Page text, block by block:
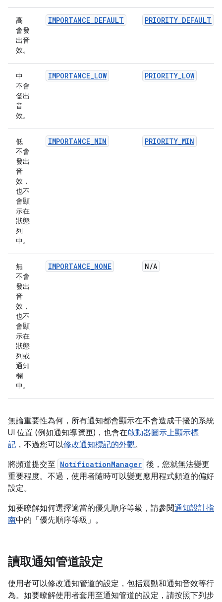
高
會發
出音
效。
IMPORTANCE_DEFAULT PRIORITY_DEFAULT
中
不會
發出
音
效。
IMPORTANCE_LOW PRIORITY_LOW
低
不會
發出
音
效，
也不
會顯
示在
狀態
列
中。
IMPORTANCE_MIN PRIORITY_MIN
無
不會
發出
音
效，
也不
會顯
示在
狀態
列或
通知
欄
中。
IMPORTANCE_NONE N/A
無論重要性為何，所有通知都會顯示在不會造成干擾的系統
UI 位置 (例如通知導覽匣)，也會在啟動器圖示上顯示標
記 ，不過您可以修改通知標記的外觀。
將頻道提交至 NotificationManager 後，您就無法變更
重要程度。不過，使用者隨時可以變更應用程式頻道的偏好
設定。
如要瞭解如何選擇適當的優先順序等級，請參閱通知設計指
南中的「優先順序等級」。
讀取通知管道設定
使用者可以修改通知管道的設定，包括震動和通知音效等行
為。如要瞭解使用者套用至通知管道的設定，請按照下列步